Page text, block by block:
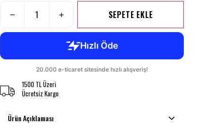
SEPETE EKLE
1500 TL Üzeri
Ücretsiz Kargo
Ürün Açıklaması